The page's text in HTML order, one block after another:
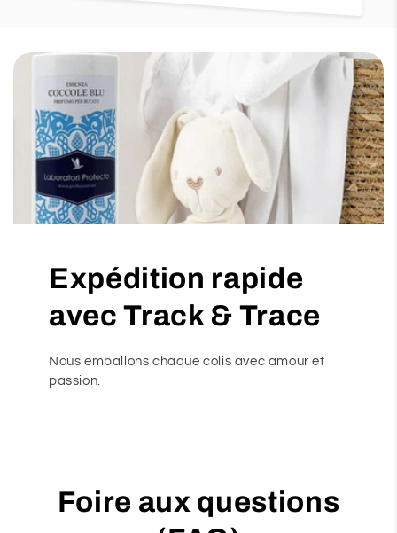
Expédition rapide
avec Track & Trace
Nous emballons chaque colis avec amour et
passion.
Foire aux questions